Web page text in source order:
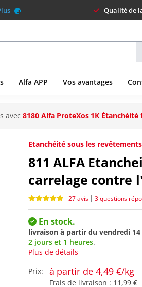
Qualité de
Alfa APP Vos avantages
avec 8180 Alfa ProteXos 1K
Etanchéité sous les
811 ALFA
carrelage contre
27 avis | 3 questions
En stock.
livraison à partir du vendredi
2 jours et 1 heures.
Plus de détails
Prix:
à partir de 4,49 €/kg
Frais de livraison : 11,99 €